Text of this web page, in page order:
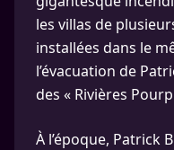
les villas de
installées dans le
l’évacuation de
des « Rivières
À l’époque, Patrick